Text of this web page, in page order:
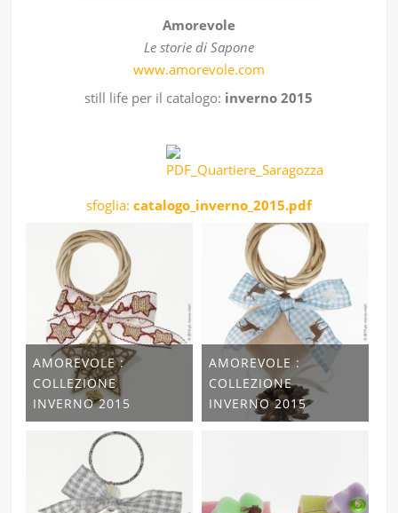
Amorevole
Le storie di Sapone
www.amorevole.com
still life per il catalogo: inverno 2015
sfoglia: catalogo_inverno_2015.pdf
AMOREVOLE :
COLLEZIONE
INVERNO 2015
AMOREVOLE :
COLLEZIONE
INVERNO 2015